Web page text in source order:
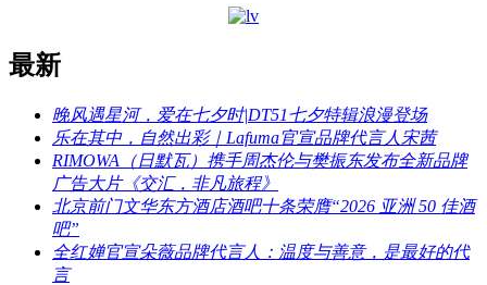
最新
晚风遇星河，爱在七夕时|DT51七夕特辑浪漫登场
乐在其中，自然出彩｜Lafuma官宣品牌代言人宋茜
RIMOWA（日默瓦）携手周杰伦与樊振东发布全新品牌
广告大片《交汇，非凡旅程》
北京前门文华东方酒店酒吧十条荣膺“2026 亚洲 50 佳酒
吧”
全红婵官宣朵薇品牌代言人：温度与善意，是最好的代
言